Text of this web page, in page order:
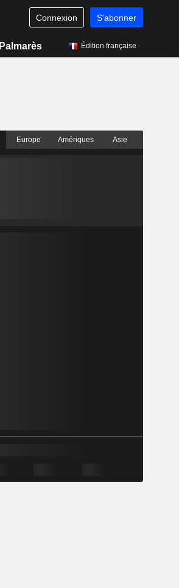
Connexion S'abonner
Palmarès Édition française
Europe Amériques Asie